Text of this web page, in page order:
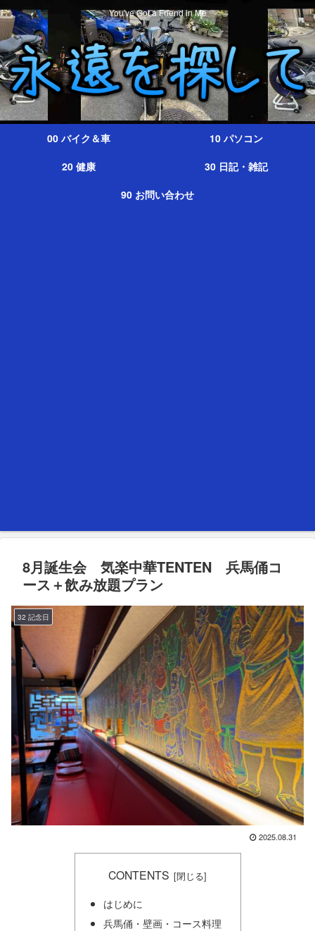
You've Got a Friend in Me
00 バイク＆車
10 パソコン
20 健康
30 日記・雑記
90 お問い合わせ
8月誕生会 気楽中華TENTEN 兵馬俑コ
ース＋飲み放題プラン
32 記念日
2025.08.31
CONTENTS
はじめに
兵馬俑・壁画・コース料理